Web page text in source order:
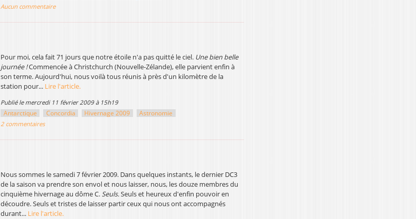
Aucun commentaire
Pour moi, cela fait 71 jours que notre étoile n'a pas quitté le ciel. Une bien belle
journée !Commencée à Christchurch (Nouvelle-Zélande), elle parvient enfin à
son terme. Aujourd'hui, nous voilà tous réunis à près d'un kilomètre de la
station pour... Lire l'article.
publié le mercredi 11 février 2009 à 15h19
Antarctique
Concordia Hivernage 2009
Astronomie
2 commentaires
Nous sommes le samedi 7 février 2009. Dans quelques instants, le dernier DC3
de la saison va prendre son envol et nous laisser, nous, les douze membres du
cinquième hivernage au dôme C.Seuls.Seuls et heureux d'enfin pouvoir en
découdre. Seuls et tristes de laisser partir ceux qui nous ont accompagnés
durant... Lire l'article.